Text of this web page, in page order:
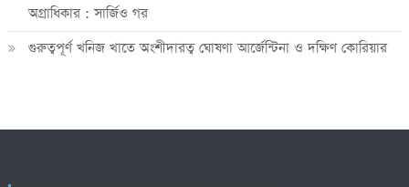
অগ্রাধিকার : সার্জিও গর
গুরুত্বপূর্ণ খনিজ খাতে অংশীদারত্ব ঘোষণা আর্জেন্টিনা ও দক্ষিণ কোরিয়ার